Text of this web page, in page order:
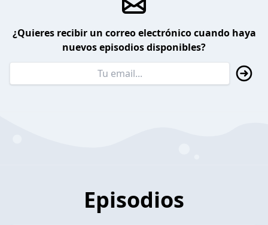
¿Quieres recibir un correo electrónico cuando haya
nuevos episodios disponibles?
Episodios